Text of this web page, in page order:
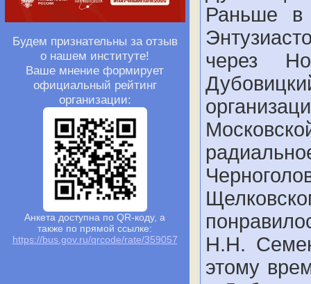
Будем признательны за отзыв
о нашем институте!
Ваше мнение формирует
официальный рейтинг
организации:
Анкета доступна по QR-коду, а
также по прямой ссылке:
https://bus.gov.ru/qrcode/rate/359057
Раньше в
через
Н.Н.
этому